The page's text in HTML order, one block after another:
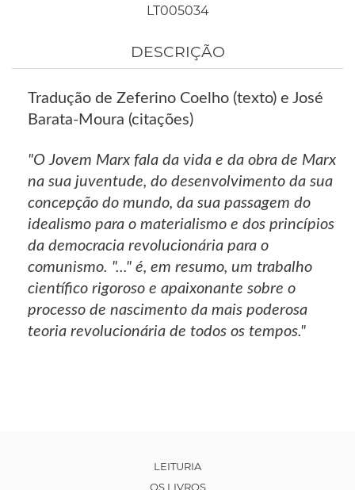
LT005034
DESCRIÇÃO
Tradução de Zeferino Coelho (texto) e José
Barata-Moura (citações)
"O Jovem Marx fala da vida e da obra de Marx
na sua juventude, do desenvolvimento da sua
concepção do mundo, da sua passagem do
idealismo para o materialismo e dos princípios
da democracia revolucionária para o
comunismo. "..." é, em resumo, um trabalho
científico rigoroso e apaixonante sobre o
processo de nascimento da mais poderosa
teoria revolucionária de todos os tempos."
LEITURIA
OS LIVROS